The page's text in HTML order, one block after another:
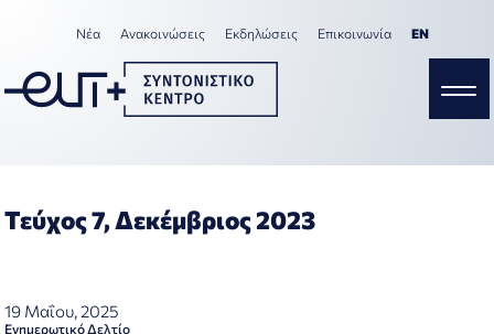
Νέα Ανακοινώσεις Εκδηλώσεις Επικοινωνία ΕΝ
Τεύχος 7, Δεκέμβριος 2023
19 Μαΐου, 2025
Ενημερωτικό Δελτίο